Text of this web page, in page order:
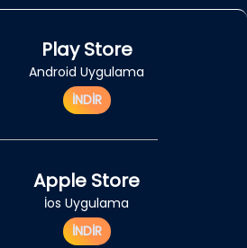
Play Store
Android Uygulama
İNDİR
Apple Store
İos Uygulama
İNDİR